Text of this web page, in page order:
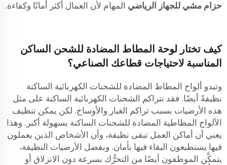
حزام مشي للجهاز الرياضي المهام لأن العمال أكثر أمانًا وكفاءة.
كيف تختار لوحة المطاط المضادة للشحن الساكن
المناسبة لاحتياجات قطاعك الصناعي؟
وتبدو ألواح المطاط المضادة للشحنات الكهربائية الساكنة
نظيفةً أيضًا. فقد تتراكم الشحنات الكهربائية الساكنة على مثل
هذه الأرضيات بسبب تراكم الغبار والأوساخ. لكن يمكن تنظيف
الألواح المطاطية المضادة للشحنات الساكنة بسهولة أكبر. وهذا
يعني أن أماكن العمل تبقى نظيفة، وأن الأشخاص الذين يعملون
فيها يستطيعون البقاء فيها بأمان. وبفضل الأرضيات النظيفة،
يتمكَّن الموظفون أيضًا من التحرُّك بسرعة دون الانزلاق أو